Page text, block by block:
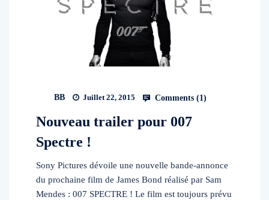
BB Juillet 22, 2015 Comments (1 )
Nouveau trailer pour 007
Spectre !
Sony Pictures dévoile une nouvelle bande-annonce
du prochaine film de James Bond réalisé par Sam
Mendes : 007 SPECTRE ! Le film est toujours prévu